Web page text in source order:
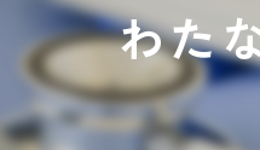
有料老
ケアス
わた